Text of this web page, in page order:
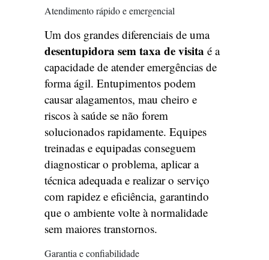
Atendimento rápido e emergencial
Um dos grandes diferenciais de uma
desentupidora sem taxa de visita é a
capacidade de atender emergências de
forma ágil. Entupimentos podem
causar alagamentos, mau cheiro e
riscos à saúde se não forem
solucionados rapidamente. Equipes
treinadas e equipadas conseguem
diagnosticar o problema, aplicar a
técnica adequada e realizar o serviço
com rapidez e eficiência, garantindo
que o ambiente volte à normalidade
sem maiores transtornos.
Garantia e confiabilidade